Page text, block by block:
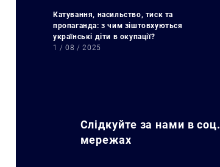
Катування, насильство, тиск та
пропаганда: з чим зіштовхуються
українські діти в окупації?
1 / 08 / 2025
Слідкуйте за нами в соц.
мережах